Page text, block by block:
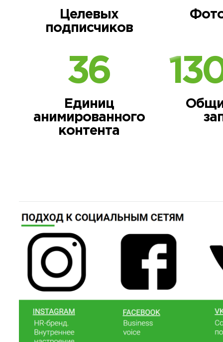
Целевых
подписчиков
36
Единиц
анимированного
контента